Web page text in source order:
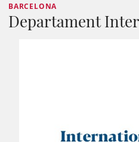
BARCELONA
Departament